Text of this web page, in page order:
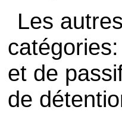
Les
et de
de